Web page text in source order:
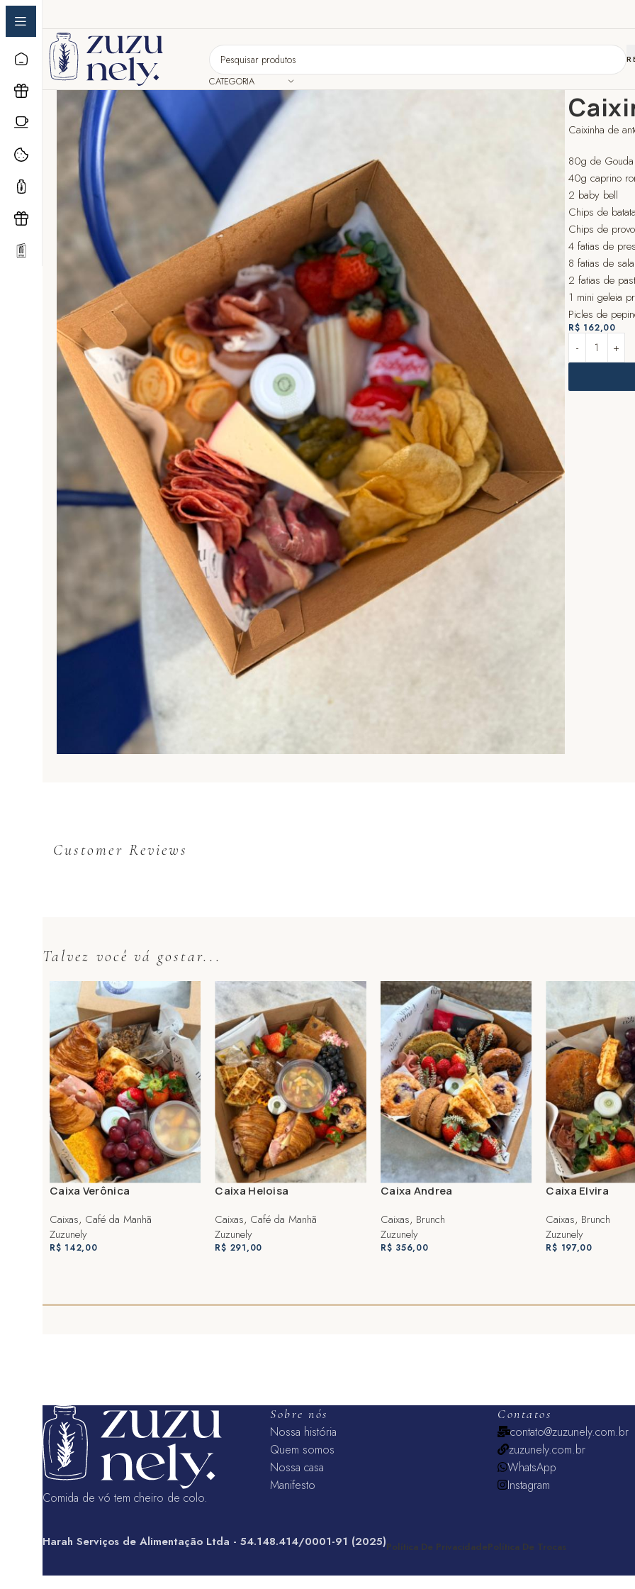
CATEGORIA
Caixinha de
80g de Gouda
40g caprino
2 baby bell
Chips de batata
Chips de
4 fatias de
8 fatias de
2 fatias de
1 mini geleia
Picles de
R$ 162,00
Customer Reviews
Talvez você vá gostar...
Caixa Verônica
Caixas, Café da Manhã
Zuzunely
R$ 142,00
Caixa Heloisa
Caixas, Café da Manhã
Zuzunely
R$ 291,00
Caixa Andrea
Caixas, Brunch
Zuzunely
R$ 356,00
Caixa Elvira
Caixas, Brunch
Zuzunely
R$ 197,00
Comida de vó tem cheiro de colo.
Sobre nós
Nossa história
Quem somos
Nossa casa
Manifesto
Contatos
contato@zuzunely.com.br
zuzunely.com.br
WhatsApp
Instagram
Harah Serviços de Alimentação Ltda - 54.148.414/0001-91 (2025)Política De PrivacidadePolítica De Trocas